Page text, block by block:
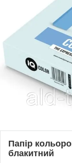
Папір
блакитний